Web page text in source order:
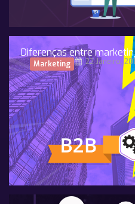
Diferenças entre
Marketing 22 Janeiro,